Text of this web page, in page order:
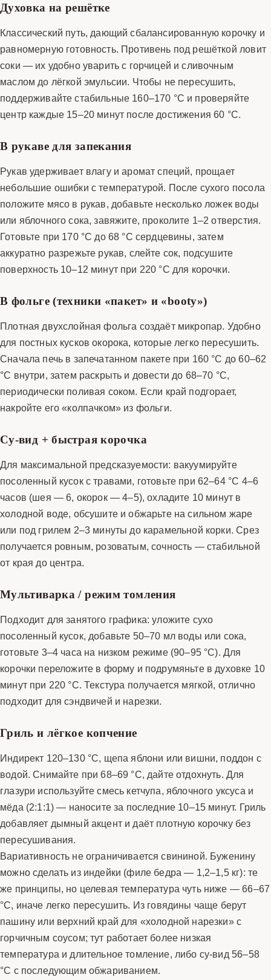
Духовка на решётке
Классический путь, дающий сбалансированную корочку и
равномерную готовность. Противень под решёткой ловит
соки — их удобно уварить с горчицей и сливочным
маслом до лёгкой эмульсии. Чтобы не пересушить,
поддерживайте стабильные 160–170 °C и проверяйте
центр каждые 15–20 минут после достижения 60 °C.
В рукаве для запекания
Рукав удерживает влагу и аромат специй, прощает
небольшие ошибки с температурой. После сухого посола
положите мясо в рукав, добавьте несколько ложек воды
или яблочного сока, завяжите, проколите 1–2 отверстия.
Готовьте при 170 °C до 68 °C сердцевины, затем
аккуратно разрежьте рукав, слейте сок, подсушите
поверхность 10–12 минут при 220 °C для корочки.
В фольге (техники «пакет» и «booty»)
Плотная двухслойная фольга создаёт микропар. Удобно
для постных кусков окорока, которые легко пересушить.
Сначала печь в запечатанном пакете при 160 °C до 60–62
°C внутри, затем раскрыть и довести до 68–70 °C,
периодически поливая соком. Если край подгорает,
накройте его «колпачком» из фольги.
Су-вид + быстрая корочка
Для максимальной предсказуемости: вакуумируйте
посоленный кусок с травами, готовьте при 62–64 °C 4–6
часов (шея — 6, окорок — 4–5), охладите 10 минут в
холодной воде, обсушите и обжарьте на сильном жаре
или под грилем 2–3 минуты до карамельной корки. Срез
получается ровным, розоватым, сочность — стабильной
от края до центра.
Мультиварка / режим томления
Подходит для занятого графика: уложите сухо
посоленный кусок, добавьте 50–70 мл воды или сока,
готовьте 3–4 часа на низком режиме (90–95 °C). Для
корочки переложите в форму и подрумяньте в духовке 10
минут при 220 °C. Текстура получается мягкой, отлично
подходит для сэндвичей и нарезки.
Гриль и лёгкое копчение
Индирект 120–130 °C, щепа яблони или вишни, поддон с
водой. Снимайте при 68–69 °C, дайте отдохнуть. Для
глазури используйте смесь кетчупа, яблочного уксуса и
мёда (2:1:1) — наносите за последние 10–15 минут. Гриль
добавляет дымный акцент и даёт плотную корочку без
пересушивания.
Вариативность не ограничивается свининой. Буженину
можно сделать из индейки (филе бедра — 1,2–1,5 кг): те
же принципы, но целевая температура чуть ниже — 66–67
°C, иначе легко пересушить. Из говядины чаще берут
пашину или верхний край для «холодной нарезки» с
горчичным соусом; тут работает более низкая
температура и длительное томление, либо су-вид 56–58
°C с последующим обжариванием.